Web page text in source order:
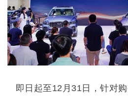
即日起至12月31日，针对购